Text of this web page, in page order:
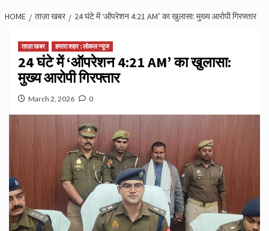
HOME ताज़ा खबर 24 घंटे में ‘ऑपरेशन 4:21 AM’ का खुलासा: मुख्य आरोपी गिरफ्तार
ताज़ा खबर हमारा शहर : लोकल न्यूज
24 घंटे में ‘ऑपरेशन 4:21 AM’ का खुलासा:
मुख्य आरोपी गिरफ्तार
March 2, 2026 0